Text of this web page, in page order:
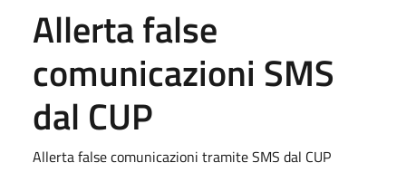
Allerta false
comunicazioni SMS
dal CUP
Allerta false comunicazioni tramite SMS dal CUP